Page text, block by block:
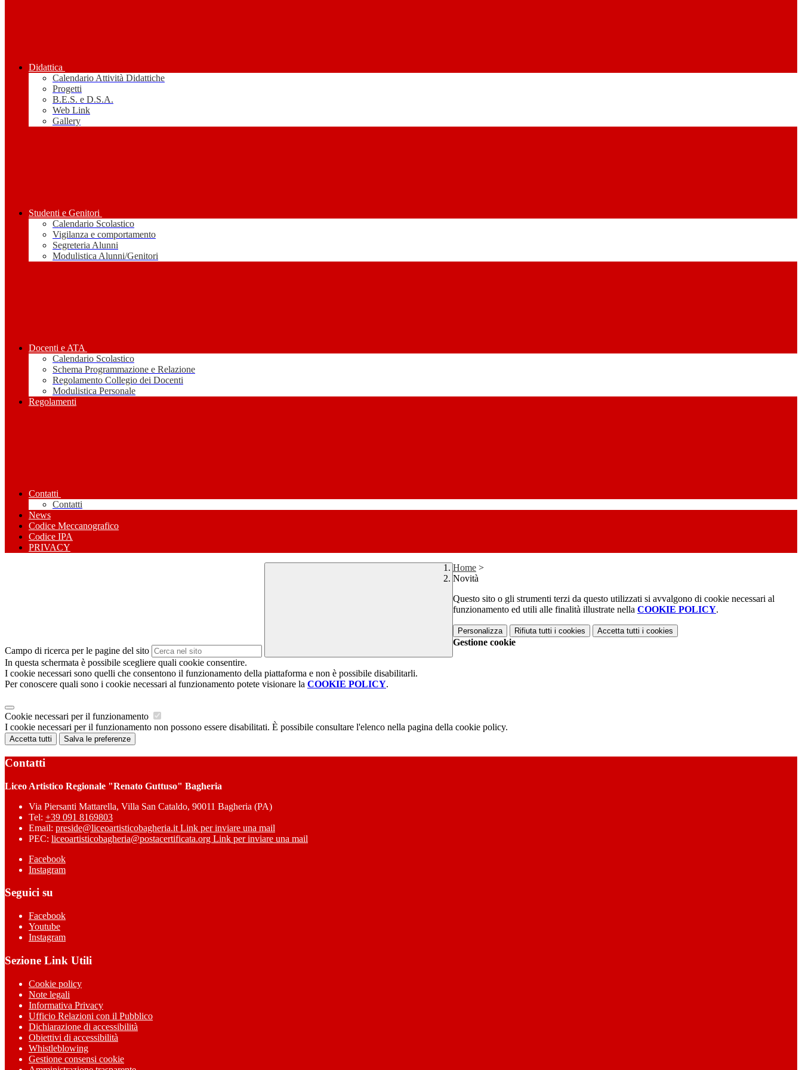
Didattica
Calendario Attività Didattiche
Progetti
B.E.S. e D.S.A.
Web Link
Gallery
Studenti e Genitori
Calendario Scolastico
Vigilanza e comportamento
Segreteria Alunni
Modulistica Alunni/Genitori
Docenti e ATA
Calendario Scolastico
Schema Programmazione e Relazione
Regolamento Collegio dei Docenti
Modulistica Personale
Regolamenti
Contatti
Contatti
News
Codice Meccanografico
Codice IPA
PRIVACY
Campo di ricerca per le pagine del sito
Home >
Novità
Questo sito o gli strumenti terzi da questo utilizzati si avvalgono di cookie necessari al
funzionamento ed utili alle finalità illustrate nella COOKIE POLICY.
Personalizza Rifiuta tutti i cookies Accetta tutti i cookies
Gestione cookie
In questa schermata è possibile scegliere quali cookie consentire.
I cookie necessari sono quelli che consentono il funzionamento della piattaforma e non è possibile disabilitarli.
Per conoscere quali sono i cookie necessari al funzionamento potete visionare la COOKIE POLICY.
Cookie necessari per il funzionamento
I cookie necessari per il funzionamento non possono essere disabilitati. È possibile consultare l'elenco nella pagina della cookie policy.
Accetta tutti Salva le preferenze
Contatti
Liceo Artistico Regionale "Renato Guttuso" Bagheria
Via Piersanti Mattarella, Villa San Cataldo, 90011 Bagheria (PA)
Tel: +39 091 8169803
Email: preside@liceoartisticobagheria.it Link per inviare una mail
PEC: liceoartisticobagheria@postacertificata.org Link per inviare una mail
Facebook
Instagram
Seguici su
Facebook
Youtube
Instagram
Sezione Link Utili
Cookie policy
Note legali
Informativa Privacy
Ufficio Relazioni con il Pubblico
Dichiarazione di accessibilità
Obiettivi di accessibilità
Whistleblowing
Gestione consensi cookie